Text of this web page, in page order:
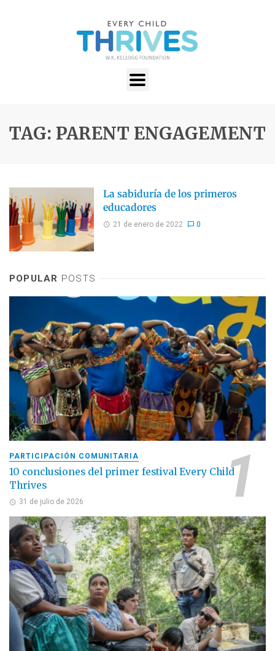
TAG: PARENT ENGAGEMENT
La sabiduría de los primeros
educadores
21 de enero de 2022 0
POPULAR POSTS
PARTICIPACIÓN COMUNITARIA
10 conclusiones del primer festival Every Child
Thrives
31 de julio de 2026